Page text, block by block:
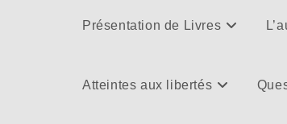
Présentation de Livres
Atteintes aux libertés